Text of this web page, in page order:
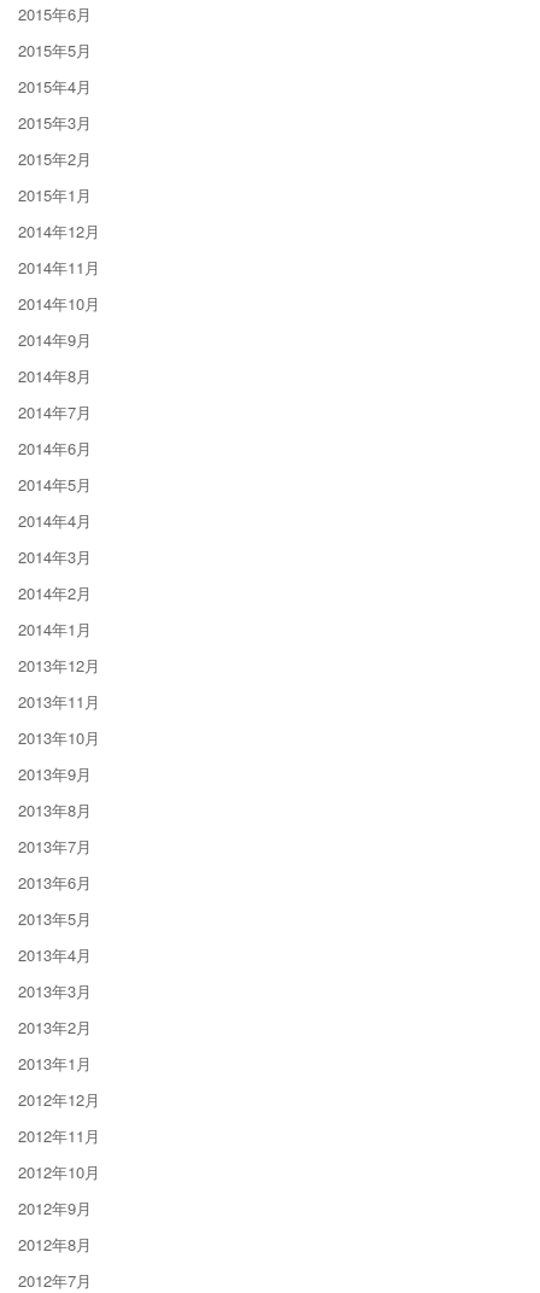
2015年6月
2015年5月
2015年4月
2015年3月
2015年2月
2015年1月
2014年12月
2014年11月
2014年10月
2014年9月
2014年8月
2014年7月
2014年6月
2014年5月
2014年4月
2014年3月
2014年2月
2014年1月
2013年12月
2013年11月
2013年10月
2013年9月
2013年8月
2013年7月
2013年6月
2013年5月
2013年4月
2013年3月
2013年2月
2013年1月
2012年12月
2012年11月
2012年10月
2012年9月
2012年8月
2012年7月